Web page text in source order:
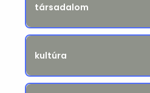
társadalom
kultúra